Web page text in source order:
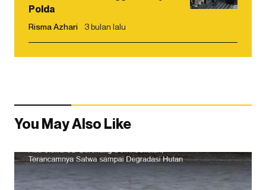
Polda
Risma Azhari 3 bulan lalu
You May Also Like